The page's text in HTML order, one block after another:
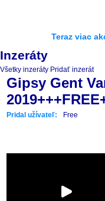
Teraz viac
Inzeráty
Všetky inzeráty Pridať inzerát
Gipsy Gent
Pridal užívateľ: Free